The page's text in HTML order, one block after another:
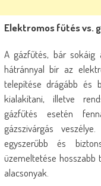
Elektromos fűtés vs.
A gázfűtés, bár sokáig
hátránnyal bír az
telepítése drágább és
kialakítani, illetve
gázfűtés esetén
gázszivárgás
egyszerűbb és
üzemeltetése hosszabb
alacsonyak.